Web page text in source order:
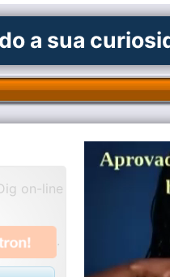
a sua
on-line
.